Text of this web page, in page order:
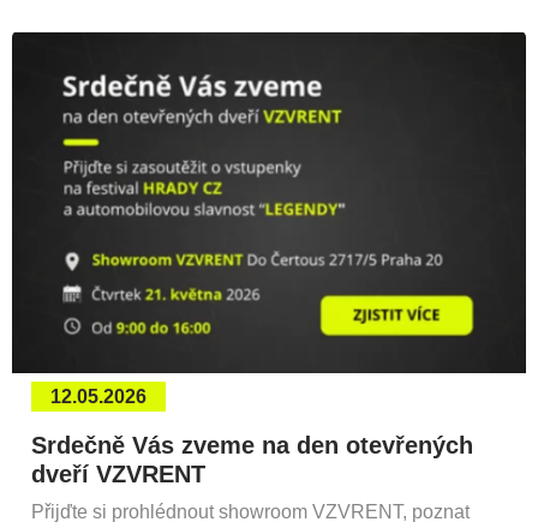
12.05.2026
Srdečně Vás zveme na den otevřených
dveří VZVRENT
Přijďte si prohlédnout showroom VZVRENT, poznat